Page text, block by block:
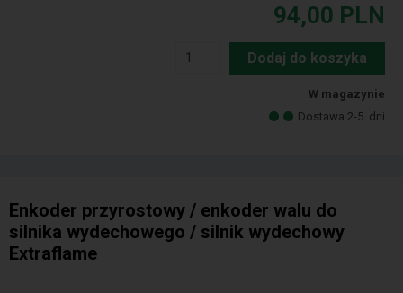
94,00 PLN
Dodaj do koszyka
W magazynie
Dostawa 2-5 dni
Enkoder przyrostowy / enkoder walu do
silnika wydechowego / silnik wydechowy
Extraflame